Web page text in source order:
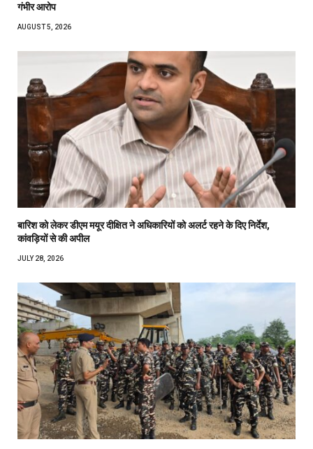
गंभीर आरोप
AUGUST 5, 2026
बारिश को लेकर डीएम मयूर दीक्षित ने अधिकारियों को अलर्ट रहने के दिए निर्देश,
कांवड़ियों से की अपील
JULY 28, 2026